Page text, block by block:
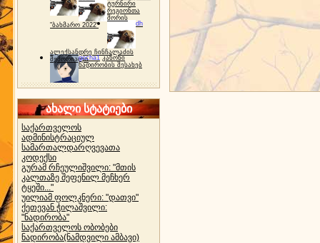
ტურნირი
რეგიონთა
შორის
"ბახმარო 2022"
dh
ალექსანდრე ჩინჩალაძის
მემორიალიgocha1 კანონი
ნადირობის შესახებ
ახალი სტატიები
საქართველოს
ადმინისტრაციულ
სამართალდარღვევათა
კოდექსი
გურამ რჩეულიშვილი: "მთის
კალთაზე შეფენილ მეჩხერ
ტყეში..."
უილიამ ფოლკნერი: "დათვი"
ქეთევან ჭილაშვილი:
"ნადირობა"
საქართველოს ობობები
ნადირობა(ნამდვილი ამბავი)